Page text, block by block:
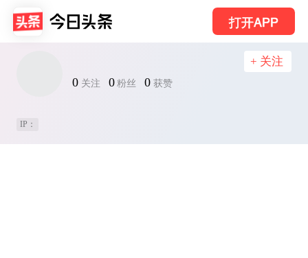
打开APP
0 关注 0 粉丝 0 获赞
+ 关注
IP：